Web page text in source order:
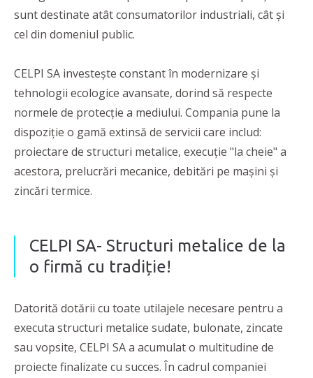
sunt destinate atât consumatorilor industriali, cât și
cel din domeniul public.
CELPI SA investește constant în modernizare și
tehnologii ecologice avansate, dorind să respecte
normele de protecție a mediului. Compania pune la
dispoziție o gamă extinsă de servicii care includ:
proiectare de structuri metalice, execuție "la cheie" a
acestora, prelucrări mecanice, debitări pe mașini și
zincări termice.
CELPI SA- Structuri metalice de la
o firmă cu tradiție!
Datorită dotării cu toate utilajele necesare pentru a
executa structuri metalice sudate, bulonate, zincate
sau vopsite, CELPI SA a acumulat o multitudine de
proiecte finalizate cu succes. În cadrul companiei